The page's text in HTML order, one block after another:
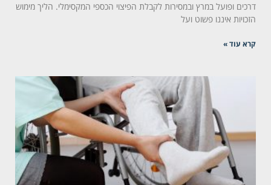
דרכים ופועל במרץ ובמסירות לקבלת הפיצוי הכספי המקסימלי. הליך מימוש
הזכויות איננו פשוט ועל
קרא עוד »